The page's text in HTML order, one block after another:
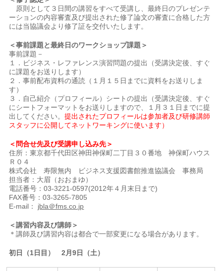
原則として３日間の講習をすべて受講し、最終日のプレゼンテ
ーションの内容審査及び提出された修了論文の審査に合格した方
には当協議会より修了証を交付いたします。
＜事前課題と最終日のワークショップ課題＞
事前課題－
１．ビジネス・レファレンス演習問題の提出（受講決定後、すぐ
に課題をお送りします）
２．事前配布資料の通読（１月１５日までに資料をお送りしま
す）
３．自己紹介（プロフィール）シートの提出（受講決定後、すぐ
にシートフォーマットをお送りしますので、１月３１日までに提
出してください。提出されたプロフィールは参加者及び研修講師
スタッフに公開してネットワーキングに使います）
＜問合せ先及び受講申し込み先＞
住所：東京都千代田区神田神保町二丁目３０番地 神保町ハウス
Ｒ０４
株式会社 寿限無内 ビジネス支援図書館推進協議会 事務局
担当者：大眉（おおまゆ）
電話番号：03-3221-0597(2012年４月末日まで)
FAX番号：03-3265-7805
E-mail： jbla＠fms.co.jp
＜講習内容及び講師＞
＊講師及び講習内容は都合で一部変更になる場合があります。
初日（1日目） 2月9日（土）